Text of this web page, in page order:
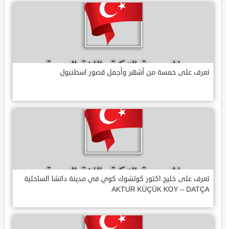
تعرف على خمسة من أشهر وأجمل قصور اسطنبول
تعرف على خليج اكتور كوتشوك كوي في مدينة داتشا الساحلية
AKTUR KÜÇÜK KOY – DATÇA